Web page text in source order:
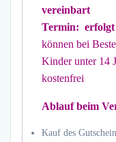
vereinbart
Termin: erfolgt
können bei
Kinder unter 14
kostenfrei
Ablauf beim
Kauf des